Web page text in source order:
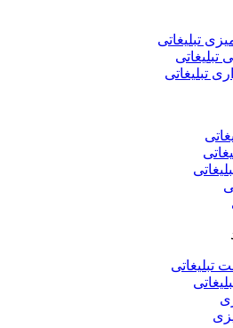
تبلیغاتی
تبلیغاتی
تبلیغاتی